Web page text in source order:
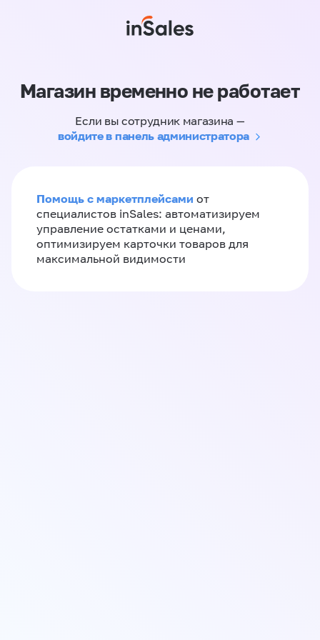
Магазин временно не работает
Если вы сотрудник магазина —
войдите в панель администратора
Помощь с маркетплейсами от
специалистов inSales: автоматизируем
управление остатками и ценами,
оптимизируем карточки товаров для
максимальной видимости